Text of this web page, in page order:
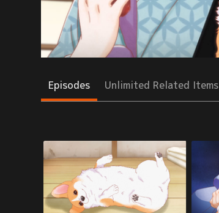
Episodes Unlimited Related Items